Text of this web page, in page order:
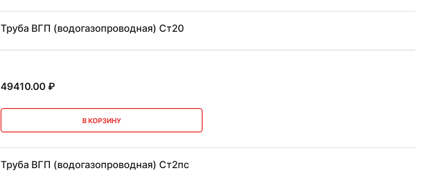
Труба ВГП (водогазопроводная) Ст20
49410.00₽
В КОРЗИНУ
Труба ВГП (водогазопроводная) Ст2пс